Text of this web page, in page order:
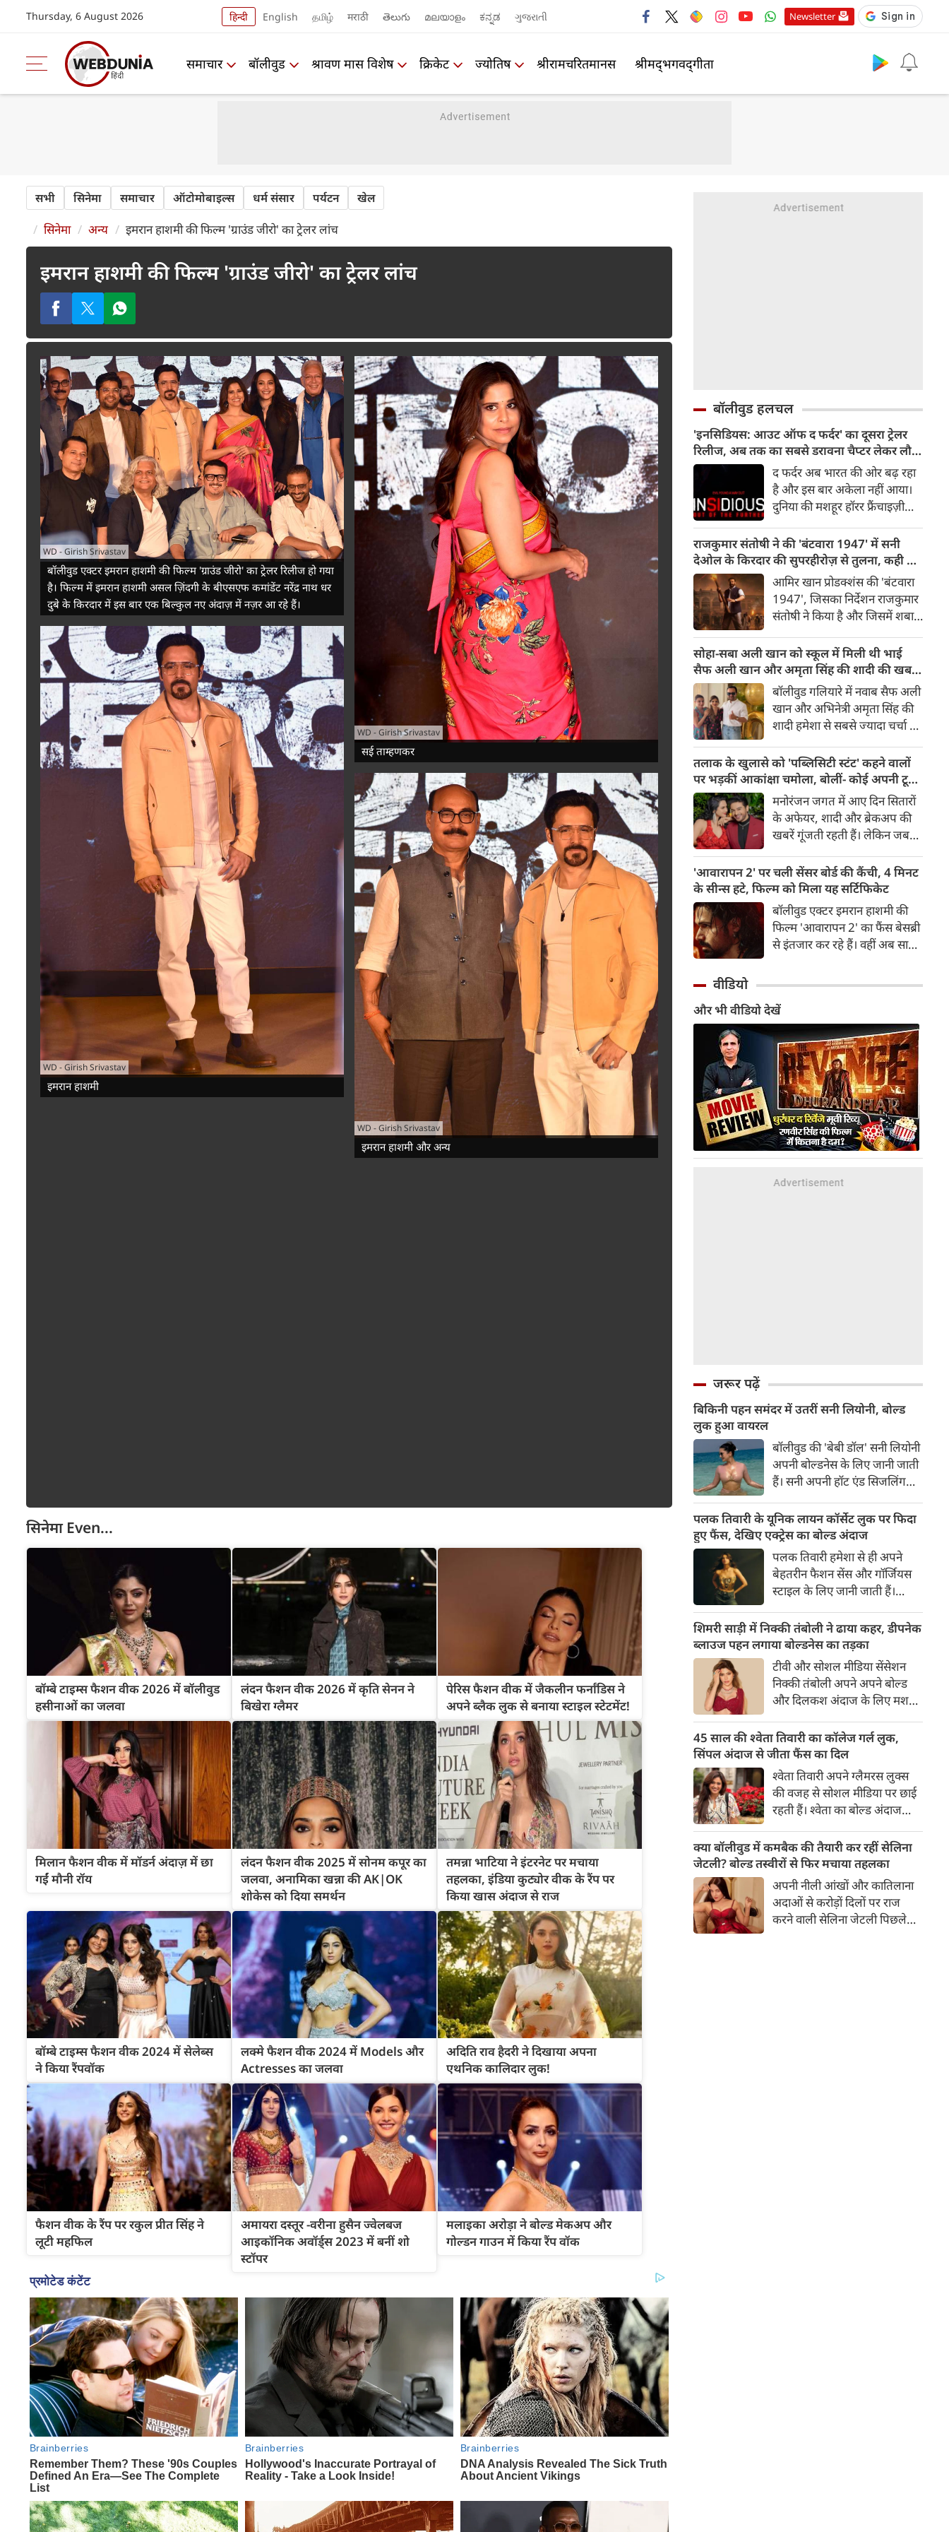
Thursday, 6 August 2026 हिन्दी English தமிழ் मराठी తెలుగు മലയാളം ಕನ್ನಡ ગુજરાતી Newsletter
समाचार बॉलीवुड श्रावण मास विशेष क्रिकेट ज्योतिष श्रीरामचरितमानस श्रीमद्‍भगवद्‍गीता
सभी सिनेमा समाचार ऑटोमोबाइल्स धर्म संसार पर्यटन खेल
सिनेमा अन्य इमरान हाशमी की फिल्म 'ग्राउंड जीरो' का ट्रेलर लांच
इमरान हाशमी की फिल्म 'ग्राउंड जीरो' का ट्रेलर लांच
WD -Girish Srivastav
बॉलीवुड एक्टर इमरान हाशमी की फिल्म 'ग्राउंड जीरो' का ट्रेलर रिलीज हो गया
है। फिल्म में इमरान हाशमी असल ज़िंदगी के बीएसएफ कमांडेंट नरेंद्र नाथ धर
दुबे के किरदार में इस बार एक बिल्कुल नए अंदाज़ में नज़र आ रहे हैं।
WD -Girish Srivastav
इमरान हाशमी
WD -Girish Srivastav
सई ताम्हणकर
WD -Girish Srivastav
इमरान हाशमी और अन्य
सिनेमाEven...
बॉम्बे टाइम्स फैशन वीक 2026 में बॉलीवुड
हसीनाओं का जलवा
लंदन फैशन वीक 2026 में कृति सेनन ने
बिखेरा ग्लैमर
पेरिस फैशन वीक में जैकलीन फर्नांडिस ने
अपने ब्लैक लुक से बनाया स्टाइल स्टेटमेंट!
मिलान फैशन वीक में मॉडर्न अंदाज़ में छा
गईं मौनी रॉय
लंदन फैशन वीक 2025 में सोनम कपूर का
जलवा, अनामिका खन्ना की AK|OK
शोकेस को दिया समर्थन
तमन्ना भाटिया ने इंटरनेट पर मचाया
तहलका, इंडिया कुट्योर वीक के रैंप पर
किया खास अंदाज से राज
बॉम्बे टाइम्स फैशन वीक 2024 में सेलेब्स
ने किया रैंपवॉक
लक्मे फैशन वीक 2024 में Models और
Actresses का जलवा
अदिति राव हैदरी ने दिखाया अपना
एथनिक कालिदार लुक!
फैशन वीक के रैंप पर रकुल प्रीत सिंह ने
लूटी महफिल
अमायरा दस्तूर -वरीना हुसैन ज्वेलबज
आइकॉनिक अवॉर्ड्स 2023 में बनीं शो
स्टॉपर
मलाइका अरोड़ा ने बोल्ड मेकअप और
गोल्डन गाउन में किया रैंप वॉक
बॉलीवुड हलचल
'इनसिडियस: आउट ऑफ द फर्दर' का दूसरा ट्रेलर
रिलीज, अब तक का सबसे डरावना चैप्टर लेकर लौट
रही हॉरर फ्रैंचाइजीद फर्दर अब भारत की ओर बढ़ रहा
है और इस बार अकेला नहीं आया।
दुनिया की मशहूर हॉरर फ्रैंचाइज़ी
हो चुका है, जो दर्शकों को इस
डरावनी दुनिया में और गहराई तक ले
जाता है। रोंगटे खड़े कर देने वाले नए
दृश्यों से भरपूर यह ट्रेलर इनसिडियस
सीरीज़ के अब तक के सबसे डरावने
और सबसे अंधेरे अध्याय की झलक
देता है।
राजकुमार संतोषी ने की 'बंटवारा 1947' में सनी
देओल के किरदार की सुपरहीरोज़ से तुलना, कही यह
बात
आमिर खान प्रोडक्शंस की 'बंटवारा
1947', जिसका निर्देशन राजकुमार
संतोषी ने किया है और जिसमें शबाना
जिंटा मुख्य भूमिकाओं में हैं, 14
अगस्त 2026 को दुनियाभर के
सिनेमाघरों में रिलीज़ होगी। हाल ही
में रिलीज हुए फिल्म के ट्रेलर ने
भारत के बंटवारे के दर्दनाक इतिहास
की दमदार झलक दिखाकर दर्शकों
के बीच फिल्म को लेकर उत्साह और
भी बढ़ा दिया है।
सोहा-सबा अली खान को स्कूल में मिली थी भाई
सैफ अली खान और अमृता सिंह की शादी की खबर,
बताया चौंकाने वाला किस्साबॉलीवुड गलियारे में नवाब सैफ अली
खान और अभिनेत्री अमृता सिंह की
शादी हमेशा से सबसे ज्यादा चर्चा में
साल 1991 में हुई इस शादी को
लेकर आज भी कई ऐसे राज़ हैं,
जिनसे पर्दा उठना बाकी है। हाल ही
में सैफ अली खान की बहनों—
अभिनेत्री सोहा अली खान और सबा
अली खान ने इस शादी से जुड़ा एक
बेहद दिलचस्प और चौंकाने वाला
किस्सा साझा किया है।
तलाक के खुलासे को 'पब्लिसिटी स्टंट' कहने वालों
पर भड़कीं आकांक्षा चमोला, बोलीं- कोई अपनी टूटी
शादी का तमाशा नहीं बनातामनोरंजन जगत में आए दिन सितारों
के अफेयर, शादी और ब्रेकअप की
खबरें गूंजती रहती हैं। लेकिन जब
पॉपुलर कपल्स के अलग होने की
खबर आती है, तो फैंस का दिल टूट
जाता है। टीवी इंडस्ट्री के मशहूर और
टैलेंटेड एक्टर गौरव खन्ना और उनकी
पत्नी व एक्ट्रेस आकांक्षा चमोला इन
दिनों अपने रिश्ते को लेकर जबरदस्त
'आवारापन 2' पर चली सेंसर बोर्ड की कैंची, 4 मिनट
के सीन्स हटे, फिल्म को मिला यह सर्टिफिकेट
बॉलीवुड एक्टर इमरान हाशमी की
फिल्म 'आवारापन 2' का फैंस बेसब्री
से इंतजार कर रहे हैं। वहीं अब साल
फिल्म सर्टिफिकेशन (CBFC) से हरी
झंडी मिल गई है।
वीडियो
और भी वीडियो देखें
जरूर पढ़ें
बिकिनी पहन समंदर में उतरीं सनी लियोनी, बोल्ड
लुक हुआ वायरल
बॉलीवुड की 'बेबी डॉल' सनी लियोनी
अपनी बोल्डनेस के लिए जानी जाती
हैं। सनी अपनी हॉट एंड सिजलिंग
रहती हैं। फैंस सनी लियोनी की
तस्वीरों का बेसब्री से इंतजार करते
हैं। इस बार सनी लियोनी ने मालदीव
वेकेशन से अपनी कुछ बोल्ड तस्वीरें
शेयर की है।
पलक तिवारी के यूनिक लायन कॉर्सेट लुक पर फिदा
हुए फैंस, देखिए एक्ट्रेस का बोल्ड अंदाज
पलक तिवारी हमेशा से ही अपने
बेहतरीन फैशन सेंस और गॉर्जियस
स्टाइल के लिए जानी जाती हैं।
एक बार फिर फैंस का दिल जीत
लिया है। पलक ने एक बेहद यूनीक
और स्टाइलिश गोल्डन कॉर्सेट टॉप में
अपनी कुछ तस्वीरें शेयर की है।
शिमरी साड़ी में निक्की तंबोली ने ढाया कहर, डीपनेक
ब्लाउज पहन लगाया बोल्डनेस का तड़का
टीवी और सोशल मीडिया सेंसेशन
निक्की तंबोली अपने अपने बोल्ड
और दिलकश अंदाज के लिए मशहूर
इंटरनेट पर तहलका मचाती रहती हैं।
इस बार निक्की ने मरून कलर की
साड़ी में अपनी कुछ सुपर सिजलिंग
तस्वीरें शेयर की है। खूबसूरत शिमरी
साड़ी में निक्की की अदाएं देखने
लायक है।
45 साल की श्वेता तिवारी का कॉलेज गर्ल लुक,
सिंपल अंदाज से जीता फैंस का दिल
श्वेता तिवारी अपने ग्लैमरस लुक्स
की वजह से सोशल मीडिया पर छाई
रहती हैं। श्वेता का बोल्ड अंदाज
कि वह दो बच्चों की मां हैं। 45 साल
की श्वेता तिवारी की तस्वीरों पर फैंस
जमकर प्यार लुटाते हैं। इस बार श्वेता
तिवारी ने वेकेशन से अपनी कुछ
तस्वीरें शेयर की है।
क्या बॉलीवुड में कमबैक की तैयारी कर रहीं सेलिना
जेटली? बोल्ड तस्वीरों से फिर मचाया तहलका
अपनी नीली आंखों और कातिलाना
अदाओं से करोड़ों दिलों पर राज
करने वाली सेलिना जेटली पिछले